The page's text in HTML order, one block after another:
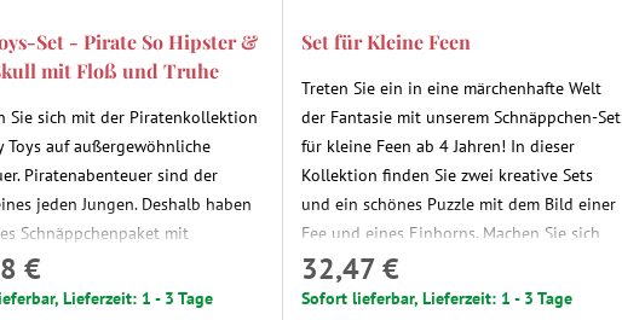
Set - Pirate So Hipster &
mit Floß und Truhe
Sie sich mit der Piratenkollektion
Toys auf außergewöhnliche
Piratenabenteuer sind der
jeden Jungen. Deshalb haben
Schnäppchenpaket mit
für Jungen ab 4 Jahren
Erfinde Geschichten und
€
Lieferzeit: 1 - 3 Tage
Set für Kleine Feen
Treten Sie ein in eine märchenhafte Welt
der Fantasie mit unserem Schnäppchen-Set
für kleine Feen ab 4 Jahren! In dieser
Kollektion finden Sie zwei kreative Sets
und ein schönes Puzzle mit dem Bild einer
Fee und eines Einhorns. Machen Sie sich
bereit für endlose Stunden voller Spaß und
Magie!
32,47 €
Sofort lieferbar, Lieferzeit: 1 - 3 Tage